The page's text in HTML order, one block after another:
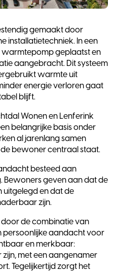
gemaakt door
installatietechniek. In een
geplaatst en
aangebracht. Dit systeem
warmte uit
energie verloren gaat
blijft.
Wonen en Lenferink
belangrijke basis onder
al jarenlang samen
bewoner centraal staat.
besteed aan
Bewoners geven aan dat de
uitgelegd en dat de
zijn.
de combinatie van
persoonlijke aandacht voor
en merkbaar:
met een aangenamer
Tegelijkertijd zorgt het